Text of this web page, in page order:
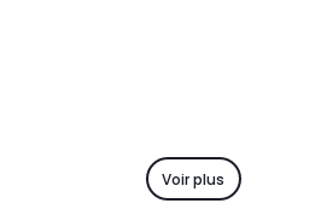
Voir plus